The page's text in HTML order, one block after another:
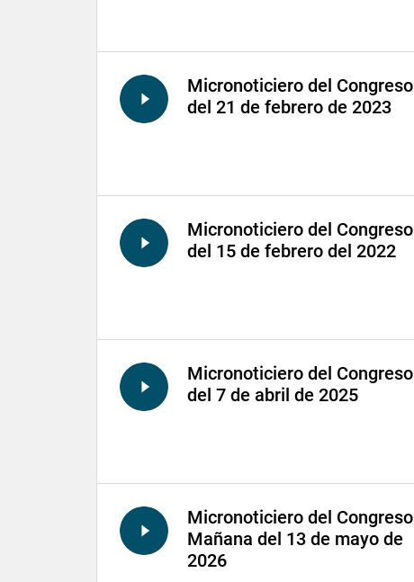
Micronoticiero del Congreso
del 21 de febrero de 2023
Micronoticiero del Congreso
del 15 de febrero del 2022
Micronoticiero del Congreso
del 7 de abril de 2025
Micronoticiero del Congreso
Mañana del 13 de mayo de
2026